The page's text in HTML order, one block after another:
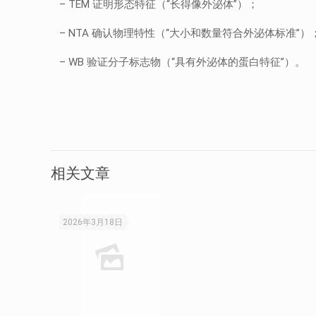
– TEM 证明形态特征（“长得像外泌体”）；
– NTA 确认物理特性（“大小和数量符合外泌体标准”）
– WB 验证分子标志物（“具有外泌体的蛋白特征”）。
相关文章
2026年3月18日